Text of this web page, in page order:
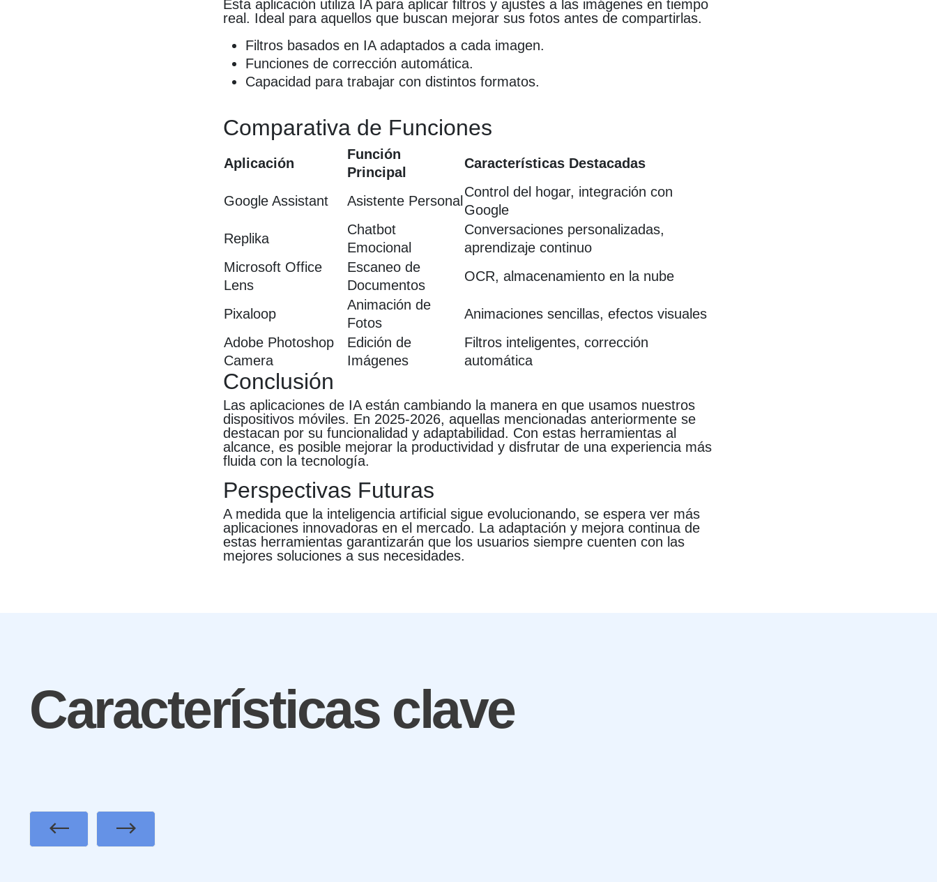
Esta aplicación utiliza IA para aplicar filtros y ajustes a las imágenes en tiempo
real. Ideal para aquellos que buscan mejorar sus fotos antes de compartirlas.
Filtros basados en IA adaptados a cada imagen.
Funciones de corrección automática.
Capacidad para trabajar con distintos formatos.
Comparativa de Funciones
Aplicación
Función
Principal
Características Destacadas
Google Assistant Asistente Personal
Control del hogar, integración con
Google
Replika
Chatbot
Emocional
Conversaciones personalizadas,
aprendizaje continuo
Microsoft Office
Lens
Escaneo de
Documentos
OCR, almacenamiento en la nube
Pixaloop
Animación de
Fotos
Animaciones sencillas, efectos visuales
Adobe Photoshop
Camera
Edición de
Imágenes
Filtros inteligentes, corrección
automática
Conclusión
Las aplicaciones de IA están cambiando la manera en que usamos nuestros
dispositivos móviles. En 2025-2026, aquellas mencionadas anteriormente se
destacan por su funcionalidad y adaptabilidad. Con estas herramientas al
alcance, es posible mejorar la productividad y disfrutar de una experiencia más
fluida con la tecnología.
Perspectivas Futuras
A medida que la inteligencia artificial sigue evolucionando, se espera ver más
aplicaciones innovadoras en el mercado. La adaptación y mejora continua de
estas herramientas garantizarán que los usuarios siempre cuenten con las
mejores soluciones a sus necesidades.
Características clave
PreviousNext